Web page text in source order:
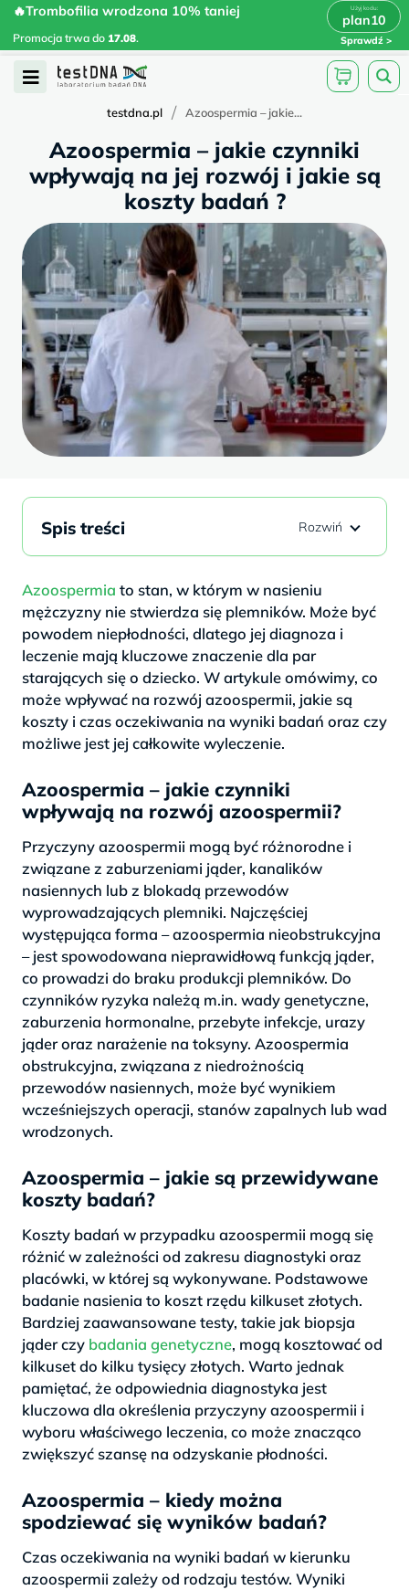
Skip
content
🔥Trombofilia wrodzona 10% taniej
Promocja trwa do 17.08.
plan10
Sprawdź
🔥Trombofilia wrodzona 10% taniej
plan10 x
Open
testdna.pl / Azoospermia – jakie...
Azoospermia – jakie czynniki
wpływają na jej rozwój i jakie są
koszty badań ?
Azoospermia to stan, w którym w nasieniu
mężczyzny nie stwierdza się plemników. Może być
powodem niepłodności, dlatego jej diagnoza i
leczenie mają kluczowe znaczenie dla par
starających się o dziecko. W artykule omówimy, co
może wpływać na rozwój azoospermii, jakie są
koszty i czas oczekiwania na wyniki badań oraz czy
możliwe jest jej całkowite wyleczenie.
Azoospermia – jakie czynniki
wpływają na rozwój azoospermii?
Przyczyny azoospermii mogą być różnorodne i
związane z zaburzeniami jąder, kanalików
nasiennych lub z blokadą przewodów
wyprowadzających plemniki. Najczęściej
występująca forma – azoospermia nieobstrukcyjna
– jest spowodowana nieprawidłową funkcją jąder,
co prowadzi do braku produkcji plemników. Do
czynników ryzyka należą m.in. wady genetyczne,
zaburzenia hormonalne, przebyte infekcje, urazy
jąder oraz narażenie na toksyny. Azoospermia
obstrukcyjna, związana z niedrożnością
przewodów nasiennych, może być wynikiem
wcześniejszych operacji, stanów zapalnych lub wad
wrodzonych.
Azoospermia – jakie są przewidywane
koszty badań?
Koszty badań w przypadku azoospermii mogą się
różnić w zależności od zakresu diagnostyki oraz
placówki, w której są wykonywane. Podstawowe
badanie nasienia to koszt rzędu kilkuset złotych.
Bardziej zaawansowane testy, takie jak biopsja
jąder czy badania genetyczne, mogą kosztować od
kilkuset do kilku tysięcy złotych. Warto jednak
pamiętać, że odpowiednia diagnostyka jest
kluczowa dla określenia przyczyny azoospermii i
wyboru właściwego leczenia, co może znacząco
zwiększyć szansę na odzyskanie płodności.
Azoospermia – kiedy można
spodziewać się wyników badań?
Czas oczekiwania na wyniki badań w kierunku
azoospermii zależy od rodzaju testów. Wyniki
Spis treści